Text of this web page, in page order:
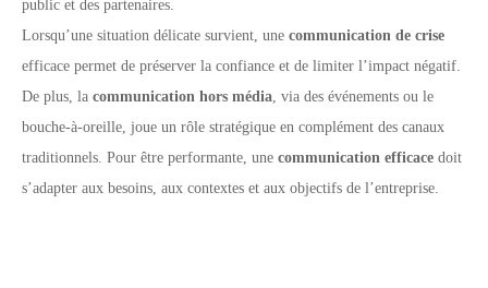
public et des partenaires.
Lorsqu’une situation délicate survient, une communication de crise
efficace permet de préserver la confiance et de limiter l’impact négatif.
De plus, la communication hors média, via des événements ou le
bouche-à-oreille, joue un rôle stratégique en complément des canaux
traditionnels. Pour être performante, une communication efficace doit
s’adapter aux besoins, aux contextes et aux objectifs de l’entreprise.